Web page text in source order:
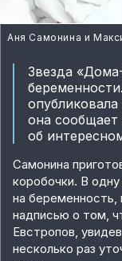
Аня Самонина и
Звезда
она
об
Самонина
коробочки. В
на беременность,
надписью о том,
Евстропов,
несколько раз